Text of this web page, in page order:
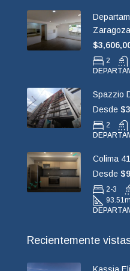
Zaragoza
2
Spazzio
Desde
2
Colima
Desde
2-3
93.51
Recientemente
Kassia